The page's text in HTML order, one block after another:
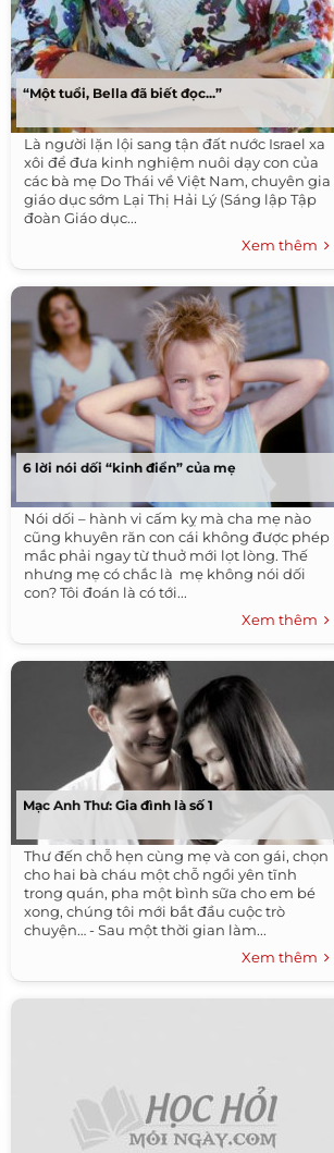
“Một tuổi, Bella đã biết đọc...”
Là người lặn lội sang tận đất nước Israel xa
xôi để đưa kinh nghiệm nuôi dạy con của
các bà mẹ Do Thái về Việt Nam, chuyên gia
giáo dục sớm Lại Thị Hải Lý (Sáng lập Tập
đoàn Giáo dục...
Xem thêm
6 lời nói dối “kinh điển” của mẹ
Nói dối – hành vi cấm kỵ mà cha mẹ nào
cũng khuyên răn con cái không được phép
mắc phải ngay từ thuở mới lọt lòng. Thế
nhưng mẹ có chắc là mẹ không nói dối
con? Tôi đoán là có tới...
Xem thêm
Mạc Anh Thư: Gia đình là số 1
Thư đến chỗ hẹn cùng mẹ và con gái, chọn
cho hai bà cháu một chỗ ngồi yên tĩnh
trong quán, pha một bình sữa cho em bé
xong, chúng tôi mới bắt đầu cuộc trò
chuyện… - Sau một thời gian làm...
Xem thêm